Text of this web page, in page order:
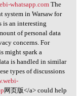
whatsapp.comThe
system in Warsaw for
is an interesting
of personal data
concerns. For
might spark a
is handled in similar
types of discussions
网页版</a> could help